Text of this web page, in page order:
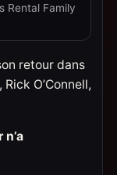
Rental Family
retour dans
O’Connell,